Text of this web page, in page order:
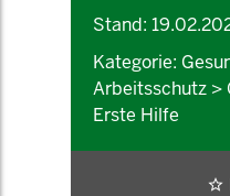
Stand:
Kategorie:
Arbeitsschutz >
Erste Hilfe